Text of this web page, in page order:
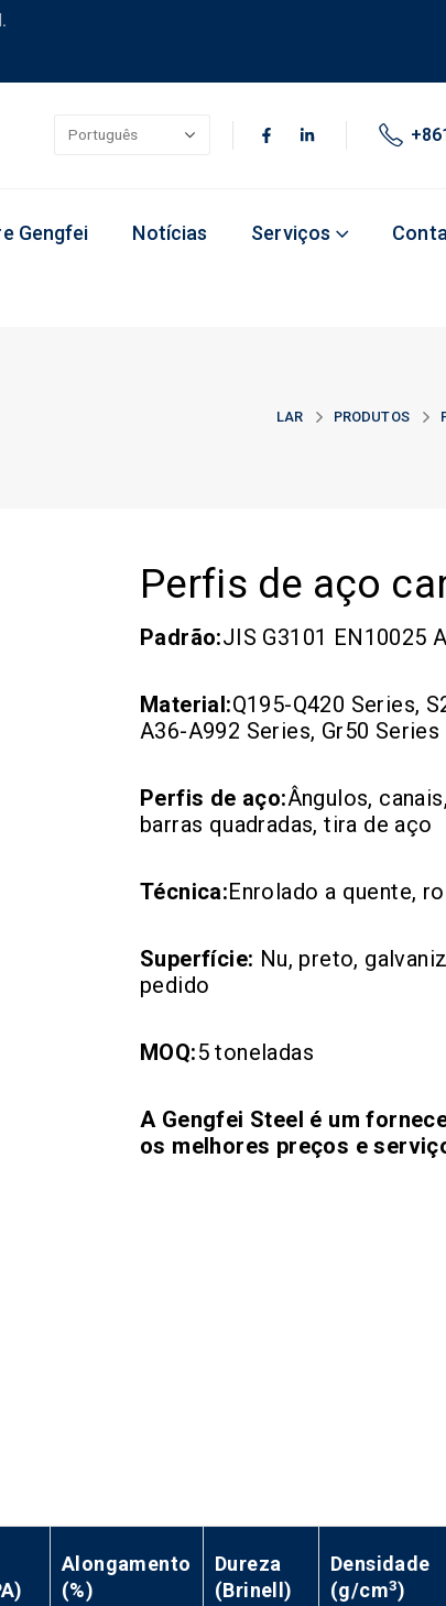
Gengfei Notícias Serviços
LAR PRODUTOS
Perfis de aço
Padrão:JIS G3101 EN10025
Material:Q195-Q420 Series,
A36-A992 Series, Gr50 Series
Perfis de aço:Ângulos,
barras quadradas, tira de aço
Técnica:Enrolado a quente,
Superfície: Nu, preto,
pedido
MOQ:5 toneladas
A Gengfei Steel é um
os melhores preços e
Alongamento
(%)
Dureza
(Brinell)
Densidade
(g/cm3)